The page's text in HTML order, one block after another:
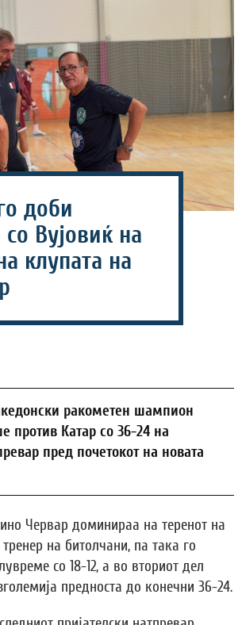
доби
Вујовиќ на
клупата на
ракометен шампион
против Катар со 36-24 на
пред почетокот на новата
Червар доминираа на теренот на
на битолчани, па така го
со 18-12, а во вториот дел
предноста до конечни 36-24.